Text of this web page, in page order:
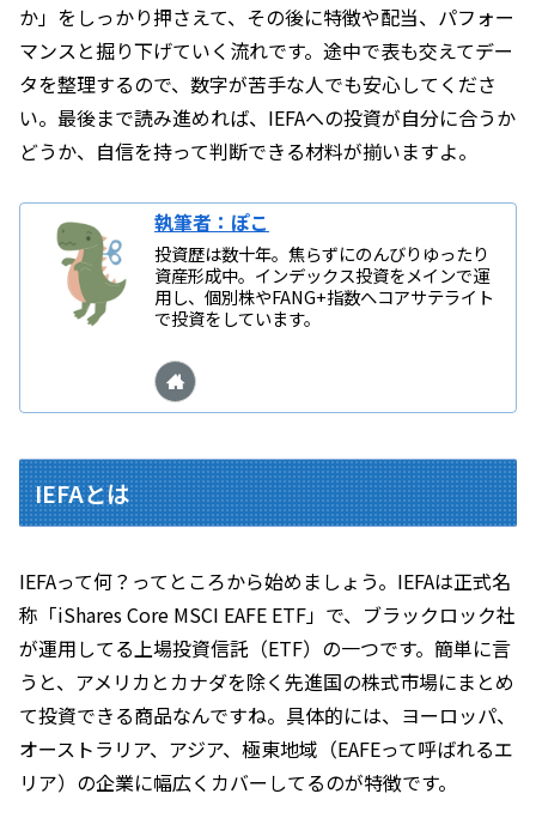
か」をしっかり押さえて、その後に特徴や配当、パフォー
マンスと掘り下げていく流れです。途中で表も交えてデー
タを整理するので、数字が苦手な人でも安心してくださ
い。最後まで読み進めれば、IEFAへの投資が自分に合うか
どうか、自信を持って判断できる材料が揃いますよ。
執筆者：ぽこ
投資歴は数十年。焦らずにのんびりゆったり
資産形成中。インデックス投資をメインで運
用し、個別株やFANG+指数へコアサテライト
で投資をしています。
IEFAとは
IEFAって何？ってところから始めましょう。IEFAは正式名
称「iShares Core MSCI EAFE ETF」で、ブラックロック社
が運用してる上場投資信託（ETF）の一つです。簡単に言
うと、アメリカとカナダを除く先進国の株式市場にまとめ
て投資できる商品なんですね。具体的には、ヨーロッパ、
オーストラリア、アジア、極東地域（EAFEって呼ばれるエ
リア）の企業に幅広くカバーしてるのが特徴です。